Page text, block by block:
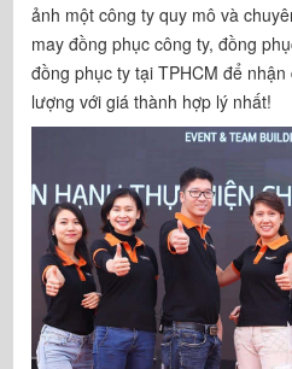
ảnh một công ty quy mô và
may đồng phục công ty, đồng
đồng phục ty tại TPHCM để
lượng với giá thành hợp lý nhất!